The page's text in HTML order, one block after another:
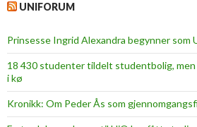
UNIFORUM
Prinsesse Ingrid Alexandra begynner som
18 430 studenter tildelt studentbolig,
i kø
Kronikk: Om Peder Ås som